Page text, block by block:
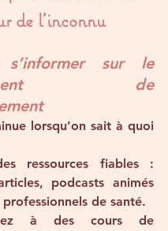
de l’inconnu
sur le
de
lorsqu’on sait à quoi
ressources fiables :
podcasts animés
de santé.
à des cours de